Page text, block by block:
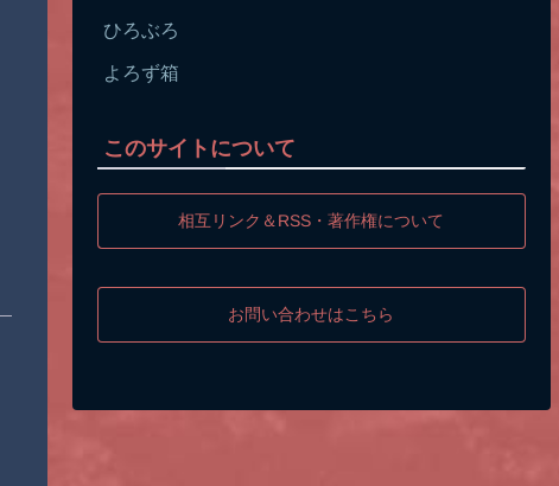
ひろぶろ
よろず箱
このサイトについて
相互リンク＆RSS・著作権について
お問い合わせはこちら